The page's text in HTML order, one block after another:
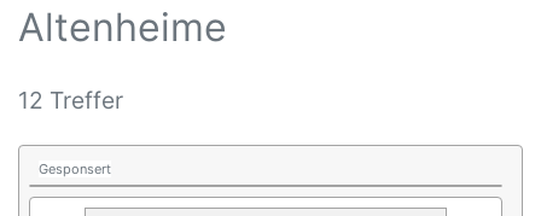
Altenheime
12 Treffer
Gesponsert